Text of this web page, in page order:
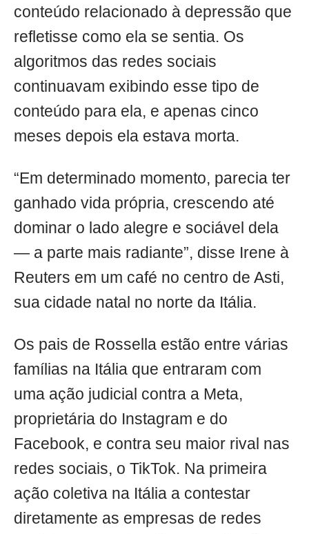
conteúdo relacionado à depressão que
refletisse como ela se sentia. Os
algoritmos das redes sociais
continuavam exibindo esse tipo de
conteúdo para ela, e apenas cinco
meses depois ela estava morta.
“Em determinado momento, parecia ter
ganhado vida própria, crescendo até
dominar o lado alegre e sociável dela
— a parte mais radiante”, disse Irene à
Reuters em um café no centro de Asti,
sua cidade natal no norte da Itália.
Os pais de Rossella estão entre várias
famílias na Itália que entraram com
uma ação judicial contra a Meta,
proprietária do Instagram e do
Facebook, e contra seu maior rival nas
redes sociais, o TikTok. Na primeira
ação coletiva na Itália a contestar
diretamente as empresas de redes